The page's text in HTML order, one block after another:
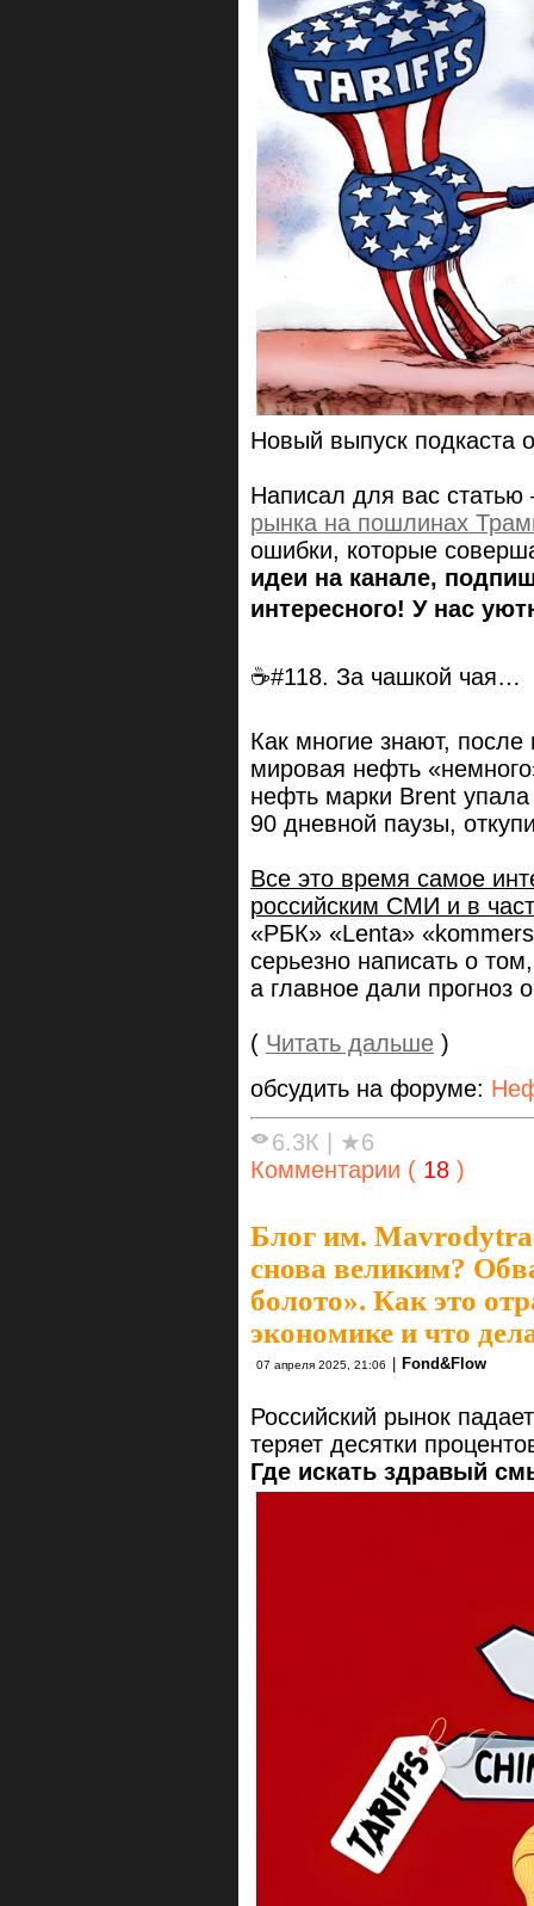
Новый выпуск подкаста
Написал для вас
рынка на пошлинах
ошибки, которые
идеи на канале,
интересного! У нас
☕#118. За чашкой чая…
Как многие знают,
мировая нефть
нефть марки Brent
90 дневной паузы,
Все это время самое
российским СМИ и в
«РБК» «Lenta»
серьезно написать о
а главное дали прогноз
( Читать дальше )
обсудить на форуме:
6.3К
★6
Комментарии ( 18 )
Блог им.
снова великим?
болото». Как это
экономике и что
07 апреля 2025, 21:06 Fond&Flow
Российский рынок
теряет десятки
Где искать здравый